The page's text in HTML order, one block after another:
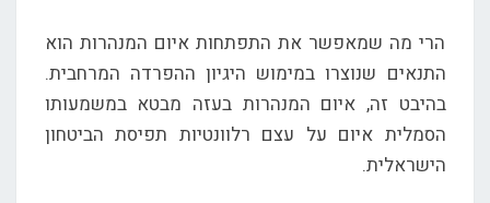
הרי מה שמאפשר את התפתחות איום המנהרות הוא
התנאים שנוצרו במימוש היגיון ההפרדה המרחבית.
בהיבט זה, איום המנהרות בעזה מבטא במשמעותו
הסמלית איום על עצם רלוונטיות תפיסת הביטחון
הישראלית.